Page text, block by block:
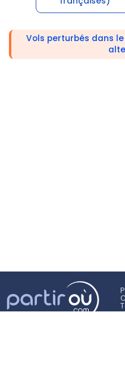
Vols perturbés dans